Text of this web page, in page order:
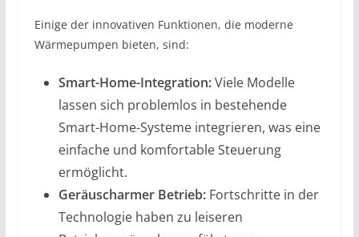
Einige der innovativen Funktionen, die moderne
Wärmepumpen bieten, sind:
Smart-Home-Integration:Viele Modelle
lassen sich problemlos in bestehende
Smart-Home-Systeme integrieren, was eine
einfache und komfortable Steuerung
ermöglicht.
Geräuscharmer Betrieb:Fortschritte in der
Technologie haben zu leiseren